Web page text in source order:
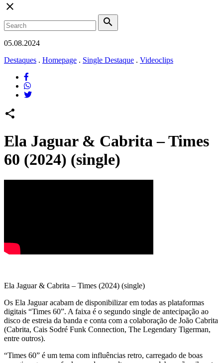
close
search
05.08.2024
Destaques . Homepage . Single Destaque . Videoclips
share
Ela Jaguar & Cabrita – Times
60 (2024) (single)
Ela Jaguar & Cabrita – Times (2024) (single)
Os Ela Jaguar acabam de disponibilizar em todas as plataformas
digitais “Times 60”. A faixa é o segundo single de antecipação ao
disco de estreia da banda e conta com a colaboração de João Cabrita
(Cabrita, Cais Sodré Funk Connection, The Legendary Tigerman,
entre outros).
“Times 60” é um tema com influências retro, carregado de boas